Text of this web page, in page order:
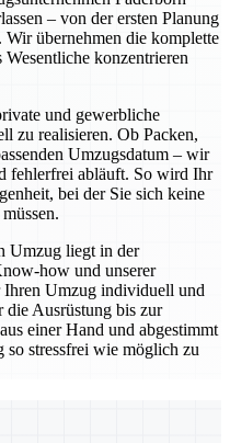
– von der ersten Planung
übernehmen die komplette
Wesentliche konzentrieren
und gewerbliche
zu realisieren. Ob Packen,
Umzugsdatum – wir
fehlerfrei abläuft. So wird Ihr
bei der Sie sich keine
Umzug liegt in der
how und unserer
Umzug individuell und
die Ausrüstung bis zur
einer Hand und abgestimmt
stressfrei wie möglich zu